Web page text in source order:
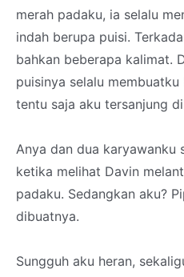
merah padaku, ia selalu
indah berupa puisi.
bahkan beberapa kalimat.
puisinya selalu
tentu saja aku tersanjung
Anya dan dua karyawanku
ketika melihat Davin
padaku. Sedangkan aku?
dibuatnya.
Sungguh aku heran,